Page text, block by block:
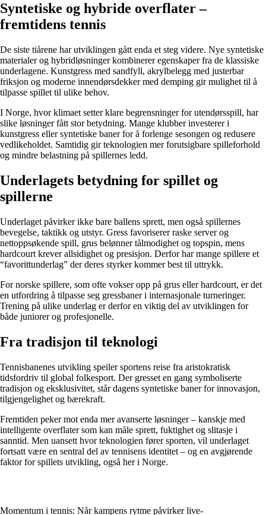
Syntetiske og hybride overflater –
fremtidens tennis
De siste tiårene har utviklingen gått enda et steg videre. Nye syntetiske
materialer og hybridløsninger kombinerer egenskaper fra de klassiske
underlagene. Kunstgress med sandfyll, akrylbelegg med justerbar
friksjon og moderne innendørsdekker med demping gir mulighet til å
tilpasse spillet til ulike behov.
I Norge, hvor klimaet setter klare begrensninger for utendørsspill, har
slike løsninger fått stor betydning. Mange klubber investerer i
kunstgress eller syntetiske baner for å forlenge sesongen og redusere
vedlikeholdet. Samtidig gir teknologien mer forutsigbare spilleforhold
og mindre belastning på spillernes ledd.
Underlagets betydning for spillet og
spillerne
Underlaget påvirker ikke bare ballens sprett, men også spillernes
bevegelse, taktikk og utstyr. Gress favoriserer raske server og
nettoppsøkende spill, grus belønner tålmodighet og topspin, mens
hardcourt krever allsidighet og presisjon. Derfor har mange spillere et
“favorittunderlag” der deres styrker kommer best til uttrykk.
For norske spillere, som ofte vokser opp på grus eller hardcourt, er det
en utfordring å tilpasse seg gressbaner i internasjonale turneringer.
Trening på ulike underlag er derfor en viktig del av utviklingen for
både juniorer og profesjonelle.
Fra tradisjon til teknologi
Tennisbanenes utvikling speiler sportens reise fra aristokratisk
tidsfordriv til global folkesport. Der gresset en gang symboliserte
tradisjon og eksklusivitet, står dagens syntetiske baner for innovasjon,
tilgjengelighet og bærekraft.
Fremtiden peker mot enda mer avanserte løsninger – kanskje med
intelligente overflater som kan måle sprett, fuktighet og slitasje i
sanntid. Men uansett hvor teknologien fører sporten, vil underlaget
fortsatt være en sentral del av tennisens identitet – og en avgjørende
faktor for spillets utvikling, også her i Norge.
Momentum i tennis: Når kampens rytme påvirker live-